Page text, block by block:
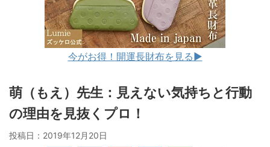
今がお得！開運長財布を見る▶︎
萌（もえ）先生：見えない気持ちと行動
の理由を見抜くプロ！
投稿日： 2019年12月20日